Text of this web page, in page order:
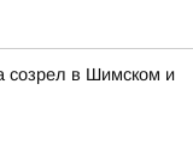
созрел в Шимском и